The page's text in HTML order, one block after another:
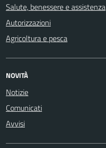
Salute, benessere e assistenza
Autorizzazioni
Agricoltura e pesca
NOVITÀ
Notizie
Comunicati
Avvisi